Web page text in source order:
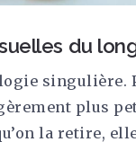
du
singulière.
plus
la retire,